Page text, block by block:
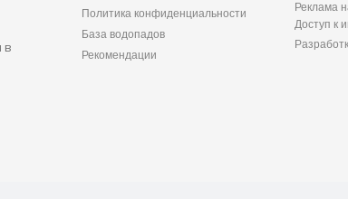
в
Политика конфиденциальности
База водопадов
Рекомендации
Реклама
Доступ к